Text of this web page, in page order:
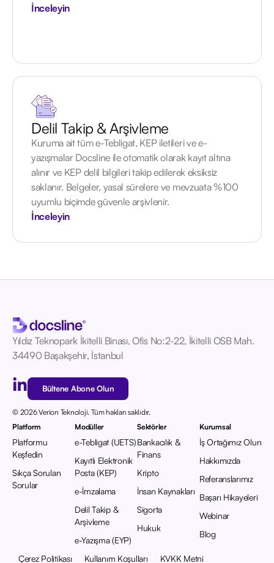
İnceleyin
Delil Takip & Arşivleme
Kuruma ait tüm e-Tebligat, KEP iletileri ve e-
yazışmalar Docsline ile otomatik olarak kayıt altına
alınır ve KEP delil bilgileri takip edilerek eksiksiz
saklanır. Belgeler, yasal sürelere ve mevzuata %100
uyumlu biçimde güvenle arşivlenir.
İnceleyin
Yıldız Teknopark İkitelli Binası, Ofis No:2-22, İkitelli OSB Mah.
34490 Başakşehir, İstanbul
Bültene Abone Olun
© 2026 Verion Teknoloji. Tüm hakları saklıdır.
Platform
Platformu
Keşfedin
Sıkça Sorulan
Sorular
Modüller
e-Tebligat (UETS)
Kayıtlı Elektronik
Posta (KEP)
e-İmzalama
Delil Takip &
Arşivleme
e-Yazışma (EYP)
Sektörler
Bankacılık &
Finans
Kripto
İnsan Kaynakları
Sigorta
Hukuk
Kurumsal
İş Ortağımız Olun
Hakkımızda
Referanslarımız
Başarı Hikayeleri
Webinar
Blog
Çerez Politikası Kullanım Koşulları KVKK Metni